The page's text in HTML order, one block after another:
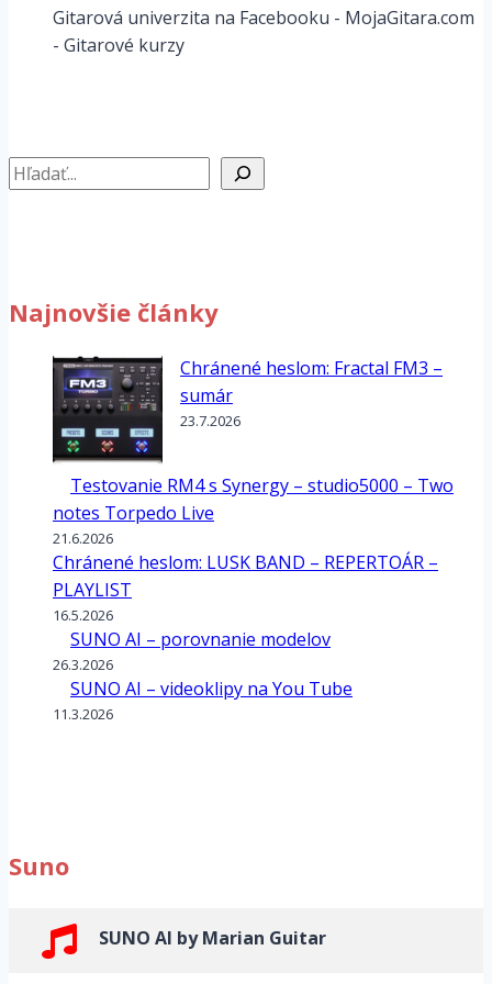
Gitarová univerzita na Facebooku - MojaGitara.com
- Gitarové kurzy
Hľadať
Najnovšie články
Chránené heslom: Fractal FM3 –
sumár
23.7.2026
Testovanie RM4 s Synergy – studio5000 – Two
notes Torpedo Live
21.6.2026
Chránené heslom: LUSK BAND – REPERTOÁR –
PLAYLIST
16.5.2026
SUNO AI – porovnanie modelov
26.3.2026
SUNO AI – videoklipy na You Tube
11.3.2026
Suno
SUNO AI by Marian Guitar